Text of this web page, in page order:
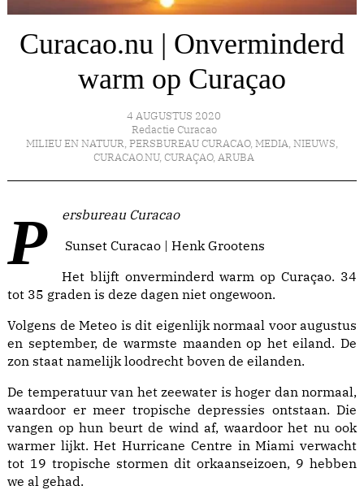
Curacao.nu | Onverminderd
warm op Curaçao
4 AUGUSTUS 2020
Redactie Curacao
MILIEU EN NATUUR, PERSBUREAU CURACAO, MEDIA, NIEUWS,
CURACAO.NU, CURAÇAO, ARUBA
Persbureau Curacao
Sunset Curacao | Henk Grootens
Het blijft onverminderd warm op Curaçao. 34
tot 35 graden is deze dagen niet ongewoon.
Volgens de Meteo is dit eigenlijk normaal voor augustus
en september, de warmste maanden op het eiland. De
zon staat namelijk loodrecht boven de eilanden.
De temperatuur van het zeewater is hoger dan normaal,
waardoor er meer tropische depressies ontstaan. Die
vangen op hun beurt de wind af, waardoor het nu ook
warmer lijkt. Het Hurricane Centre in Miami verwacht
tot 19 tropische stormen dit orkaanseizoen, 9 hebben
we al gehad.